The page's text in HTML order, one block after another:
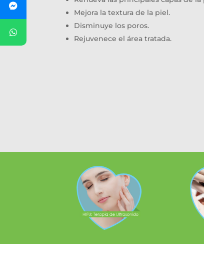
Mejora la textura de la piel.
Disminuye los poros.
Rejuvenece el área tratada.